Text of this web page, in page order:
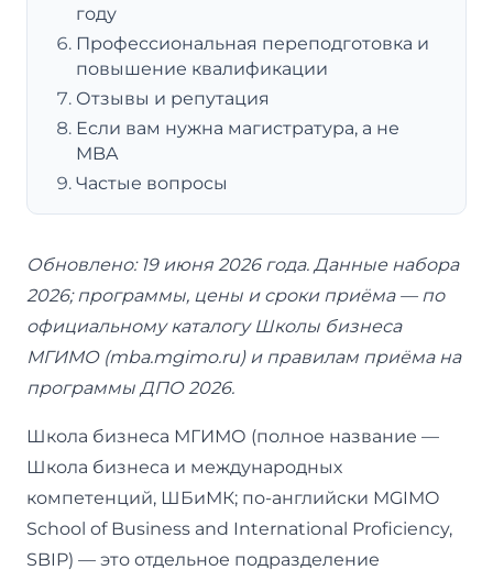
году
Профессиональная переподготовка и
повышение квалификации
Отзывы и репутация
Если вам нужна магистратура, а не
MBA
Частые вопросы
Обновлено: 19 июня 2026 года. Данные набора
2026; программы, цены и сроки приёма — по
официальному каталогу Школы бизнеса
МГИМО (mba.mgimo.ru) и правилам приёма на
программы ДПО 2026.
Школа бизнеса МГИМО (полное название —
Школа бизнеса и международных
компетенций, ШБиМК; по-английски MGIMO
School of Business and International Proficiency,
SBIP) — это отдельное подразделение